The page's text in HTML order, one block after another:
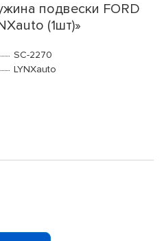
подвески FORD
(1шт)»
SC-2270
LYNXauto